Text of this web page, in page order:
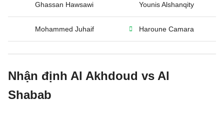
Ghassan Hawsawi Younis Alshanqity
Mohammed Juhaif Haroune Camara
Nhận định Al Akhdoud vs Al
Shabab